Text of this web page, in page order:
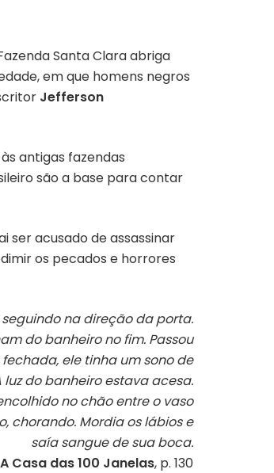
Santa Clara abriga
em que homens negros
Jefferson
antigas fazendas
são a base para contar
ser acusado de assassinar
os pecados e horrores
na direção da porta.
do banheiro no fim. Passou
ele tinha um sono de
do banheiro estava acesa.
no chão entre o vaso
chorando. Mordia os lábios e
saía sangue de sua boca.
A Casa das 100 Janelas, p. 130